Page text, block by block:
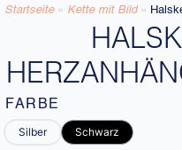
Startseite » Kette mit Bild »
FARBE
Silber Schwarz